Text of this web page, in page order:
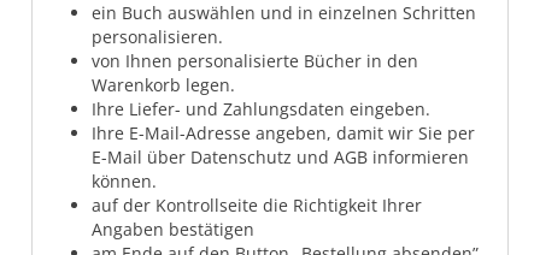
ein Buch auswählen und in einzelnen Schritten
personalisieren.
von Ihnen personalisierte Bücher in den
Warenkorb legen.
Ihre Liefer- und Zahlungsdaten eingeben.
Ihre E-Mail-Adresse angeben, damit wir Sie per
E-Mail über Datenschutz und AGB informieren
können.
auf der Kontrollseite die Richtigkeit Ihrer
Angaben bestätigen